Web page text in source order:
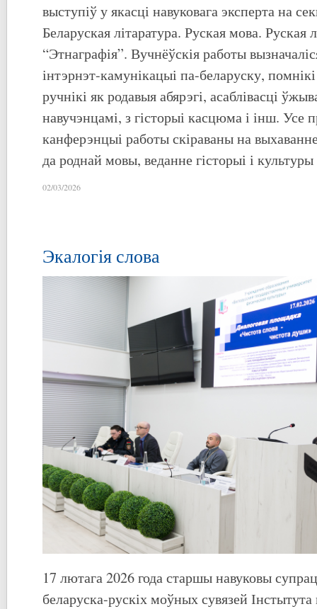
выступіў у якасці навуковага эксперта на
Беларуская літаратура. Руская мова. Руская
“Этнаграфія”. Вучнёўскія работы
інтэрнэт-камунікацыі па-беларуску,
ручнікі як родавыя абярэгі, асаблівасці
навучэнцамі, з гісторыі касцюма і інш. Усе
канферэнцыі работы скіраваны на
да роднай мовы, веданне гісторыі і
02/03/2026
Экалогія слова
17 лютага 2026 года старшы навуковы
беларуска-рускіх моўных сувязей Інстытута